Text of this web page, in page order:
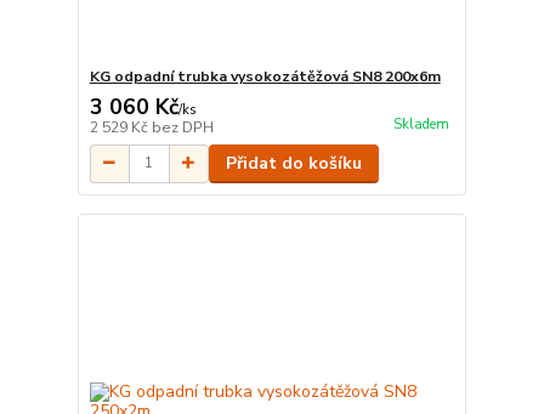
KG odpadní trubka vysokozátěžová SN8 200x6m
3 060 Kč/ks
2 529 Kč bez DPH Skladem
Přidat do košíku